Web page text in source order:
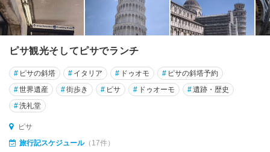
ガ
ル
湖
周
辺
ガ
ド
ー
ピサ観光そしてピサでランチ
# ピサの斜塔 # イタリア # ドゥオモ # ピサの斜塔予約
#世界遺産 #街歩き # ピサ # ドゥオーモ #遺跡・歴史
#洗礼堂
ピサ
旅行記スケジュール（17件）